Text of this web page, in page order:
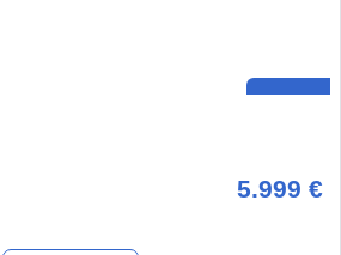
5.999 €